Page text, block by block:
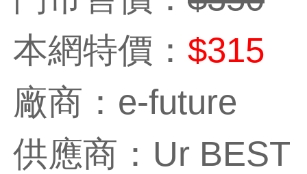
本網特價： $315
廠商：e-future
供應商：Ur BEST